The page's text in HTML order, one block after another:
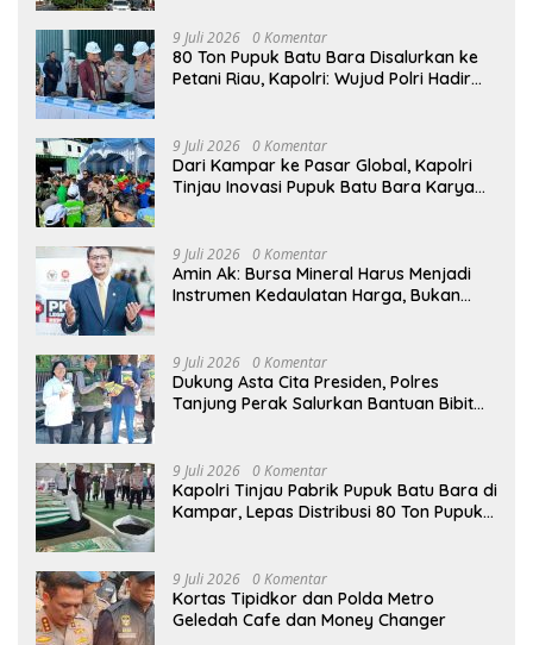
9 Juli 2026 0 Komentar
80 Ton Pupuk Batu Bara Disalurkan ke
Petani Riau, Kapolri: Wujud Polri Hadir
9 Juli 2026 0 Komentar
Dari Kampar ke Pasar Global, Kapolri
Tinjau Inovasi Pupuk Batu Bara Karya
9 Juli 2026 0 Komentar
Amin Ak: Bursa Mineral Harus Menjadi
Instrumen Kedaulatan Harga, Bukan
9 Juli 2026 0 Komentar
Dukung Asta Cita Presiden, Polres
Tanjung Perak Salurkan Bantuan Bibit
9 Juli 2026 0 Komentar
Kapolri Tinjau Pabrik Pupuk Batu Bara di
Kampar, Lepas Distribusi 80 Ton Pupuk
9 Juli 2026 0 Komentar
Kortas Tipidkor dan Polda Metro
Geledah Cafe dan Money Changer